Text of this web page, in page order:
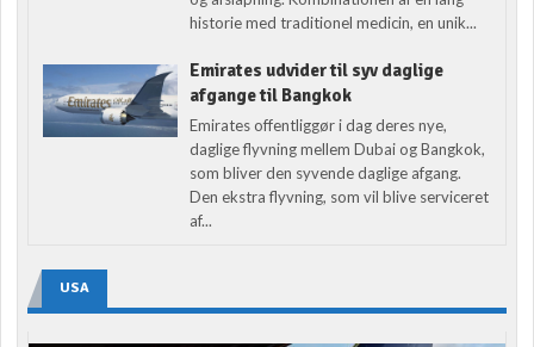
historie med traditionel medicin, en unik...
Emirates udvider til syv daglige
afgange til Bangkok
Emirates offentliggør i dag deres nye,
daglige flyvning mellem Dubai og Bangkok,
som bliver den syvende daglige afgang.
Den ekstra flyvning, som vil blive serviceret
af...
USA